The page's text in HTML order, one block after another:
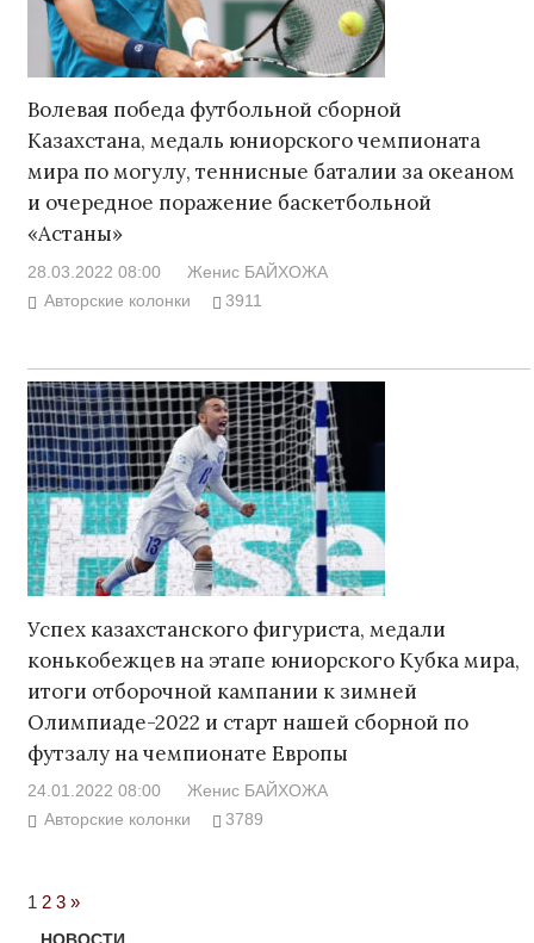
Волевая победа футбольной сборной
Казахстана, медаль юниорского чемпионата
мира по могулу, теннисные баталии за океаном
и очередное поражение баскетбольной
«Астаны»
28.03.2022 08:00
Женис БАЙХОЖА
Авторские колонки
3911
Успех казахстанского фигуриста, медали
конькобежцев на этапе юниорского Кубка мира,
итоги отборочной кампании к зимней
Олимпиаде-2022 и старт нашей сборной по
футзалу на чемпионате Европы
24.01.2022 08:00
Женис БАЙХОЖА
Авторские колонки
3789
1 2 3 Next
Posts
»
НОВОСТИ